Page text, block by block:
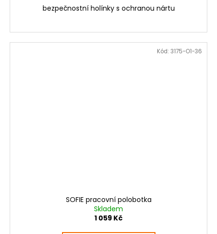
bezpečnostní holínky s ochranou nártu
SOFIE pracovní polobotka
Skladem
1 059 Kč
Kód: 3175-O1-36